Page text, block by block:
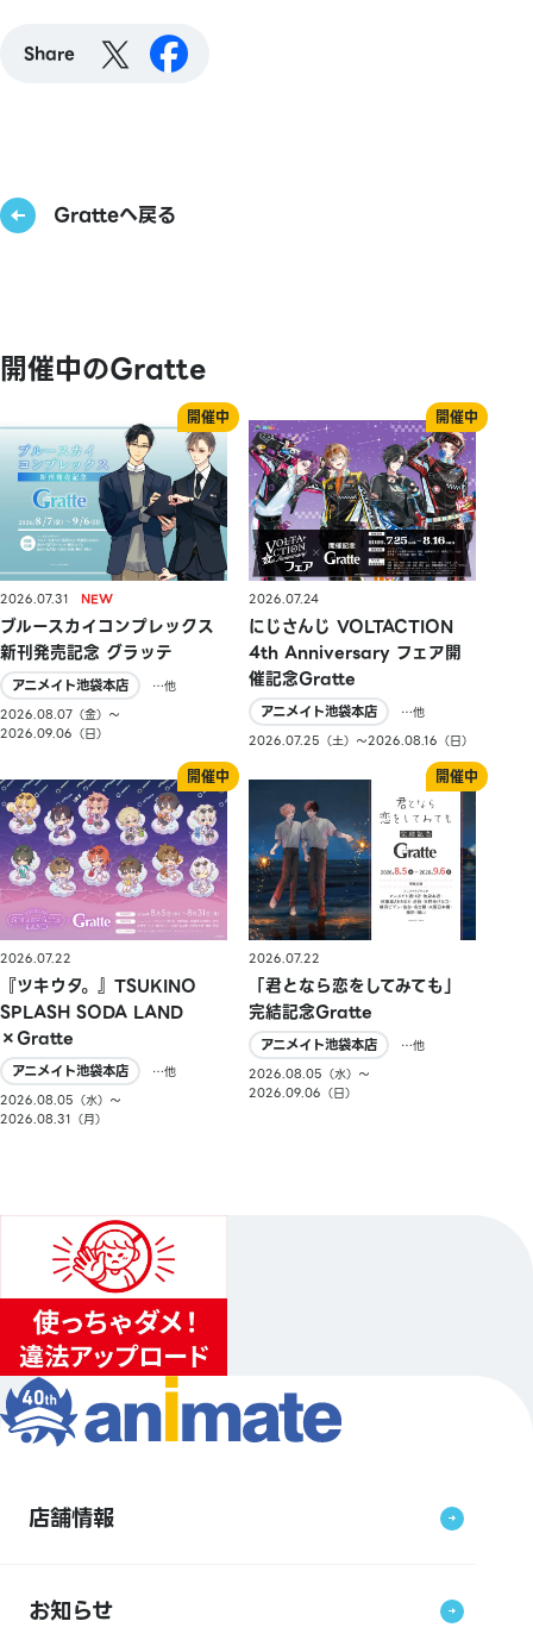
Share
Gratteへ戻る
開催中のGratte
2026.07.31
ブルースカイコンプレックス
新刊発売記念 グラッテ
アニメイト池袋本店
…他
2026.08.07（金）〜
2026.09.06（日）
2026.07.24
にじさんじ VOLTACTION
4th Anniversary フェア開
催記念Gratte
アニメイト池袋本店
…他
2026.07.25（土）〜2026.08.16（日）
2026.07.22
『ツキウタ。』TSUKINO
SPLASH SODA LAND
×Gratte
アニメイト池袋本店
…他
2026.08.05（水）〜
2026.08.31（月）
2026.07.22
「君となら恋をしてみても」
完結記念Gratte
アニメイト池袋本店
…他
2026.08.05（水）〜
2026.09.06（日）
店舗情報
お知らせ